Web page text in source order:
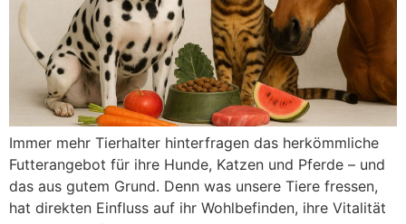
Immer mehr Tierhalter hinterfragen das herkömmliche
Futterangebot für ihre Hunde, Katzen und Pferde – und
das aus gutem Grund. Denn was unsere Tiere fressen,
hat direkten Einfluss auf ihr Wohlbefinden, ihre Vitalität